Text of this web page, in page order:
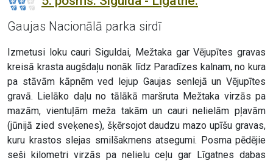
Gaujas Nacionālā parka sirdī
Izmetusi loku cauri Siguldai, Mežtaka gar Vējupītes gravas
kreisā krasta augšdaļu nonāk līdz Paradīzes kalnam, no kura
pa stāvām kāpnēm ved lejup Gaujas senlejā un Vējupītes
gravā. Lielāko daļu no tālākā maršruta Mežtaka virzās pa
mazām, vientuļām meža takām un cauri nelielām pļavām
(jūnijā zied sveķenes), šķērsojot daudzu mazo upīšu gravas,
kuru krastos slejas smilšakmens atsegumi. Posma pēdējie
seši kilometri virzās pa nelielu ceļu gar Līgatnes dabas